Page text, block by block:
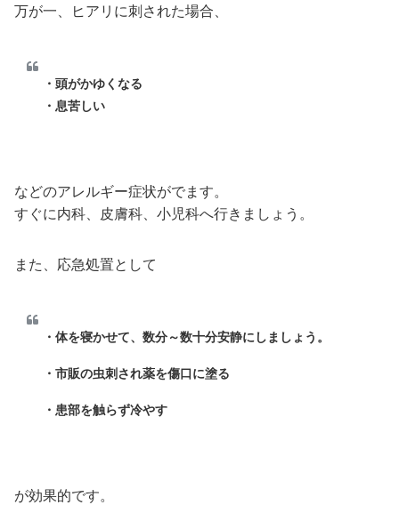
万が一、ヒアリに刺された場合、
・頭がかゆくなる
・息苦しい
などのアレルギー症状がでます。
すぐに内科、皮膚科、小児科へ行きましょう。
また、応急処置として
・体を寝かせて、数分～数十分安静にしましょう。
・市販の虫刺され薬を傷口に塗る
・患部を触らず冷やす
が効果的です。